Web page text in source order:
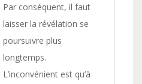
Par conséquent, il faut
laisser la révélation se
poursuivre plus
longtemps.
L’inconvénient est qu’à